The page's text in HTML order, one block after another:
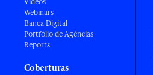
Webinars
Banca Digital
Portfólio de Agências
Reports
Coberturas